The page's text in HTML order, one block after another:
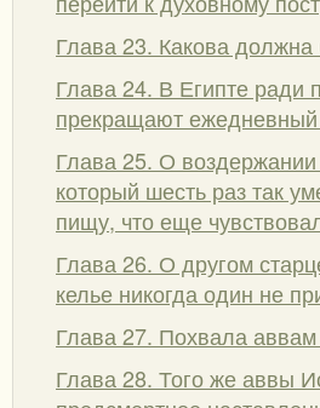
Глава 23. Какова
Глава 24. В Египте ради
прекращают ежедневный
Глава 25. О воздержании
который шесть раз так
пищу, что еще
Глава 26. О другом
келье никогда один не
Глава 27. Похвала
Глава 28. Того же аввы